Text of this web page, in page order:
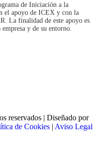
de Iniciación a la
el apoyo de ICEX y con la
La finalidad de este apoyo es
y de su entorno.
reservados | Diseñado por
de Cookies| Aviso Legal